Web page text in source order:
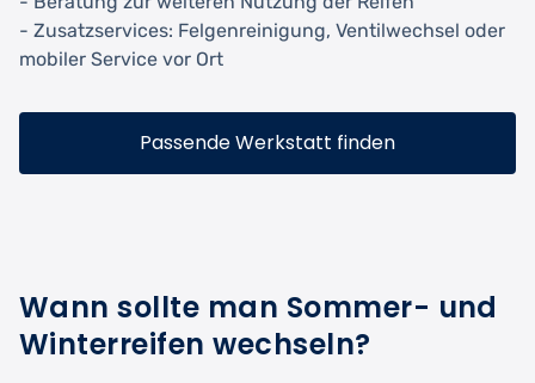
- Zusatzservices: Felgenreinigung, Ventilwechsel oder
mobiler Service vor Ort
Passende Werkstatt finden
Wann sollte man Sommer- und
Winterreifen wechseln?